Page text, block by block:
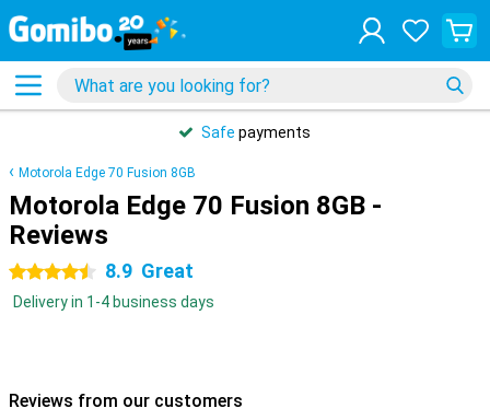
Safe payments
Motorola Edge 70 Fusion 8GB
Motorola Edge 70 Fusion 8GB -
Reviews
4.5 stars 8.9 Great
Delivery in 1-4 business days
Reviews from our customers